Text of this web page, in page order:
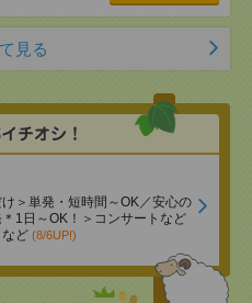
見る
＞単発・短時間～OK／安心の
1日～OK！＞コンサートなど
ど (8/6UP!)